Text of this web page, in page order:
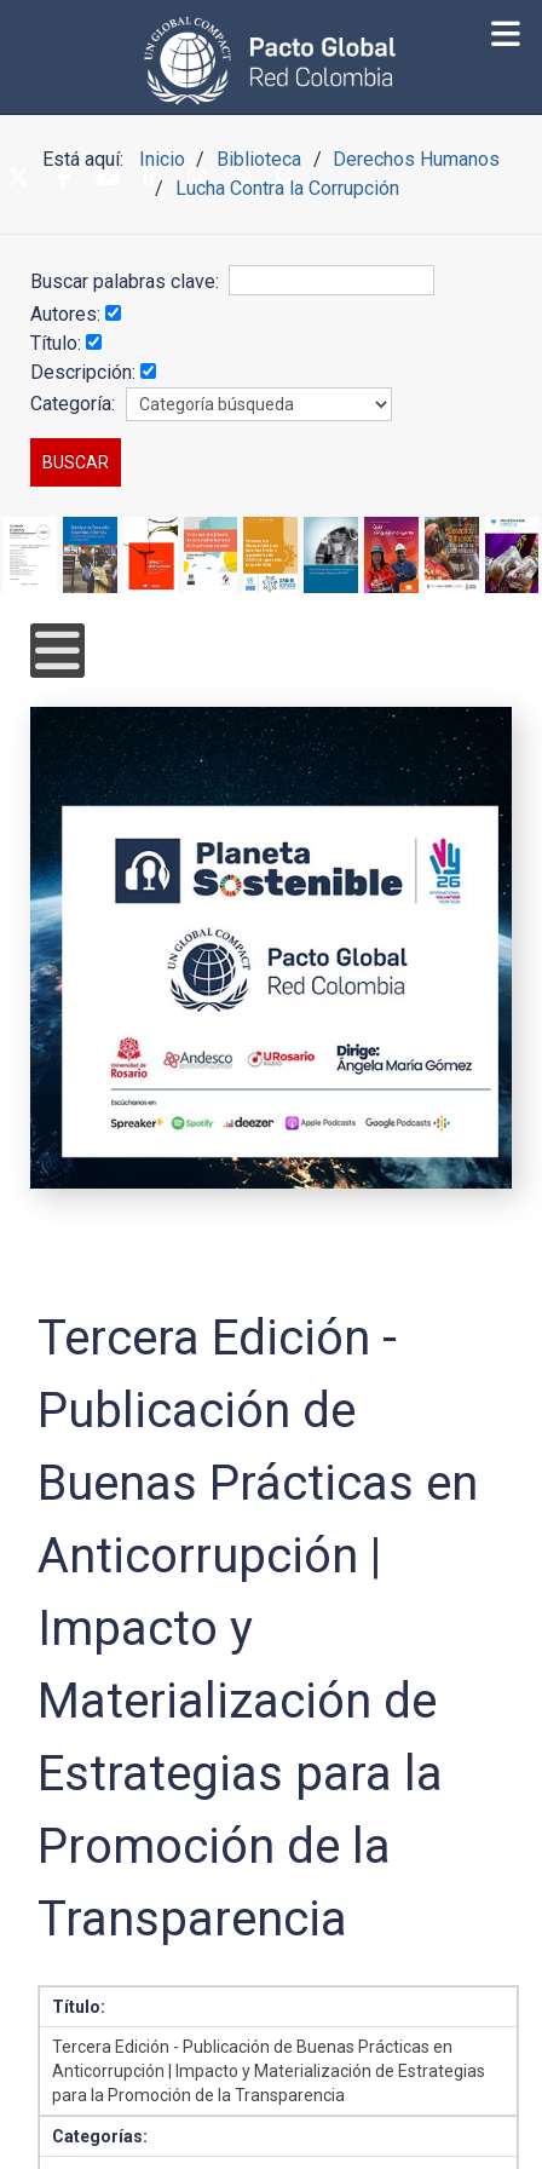
Está aquí: Inicio Biblioteca
Derechos Humanos
Lucha Contra la Corrupción
Buscar palabras clave:
Autores:
Título:
Descripción:
Categoría:
Tercera Edición -
Publicación de
Buenas Prácticas en
Anticorrupción |
Impacto y
Materialización de
Estrategias para la
Promoción de la
Transparencia
Título:
Tercera Edición - Publicación de Buenas Prácticas en
Anticorrupción | Impacto y Materialización de Estrategias
para la Promoción de la Transparencia
Categorías: